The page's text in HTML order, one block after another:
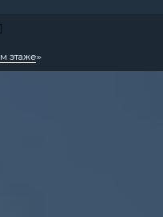
этаже»